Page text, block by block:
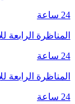
24 ساعة
المناظرة الرابعة
24 ساعة
المناظرة
24 ساعة